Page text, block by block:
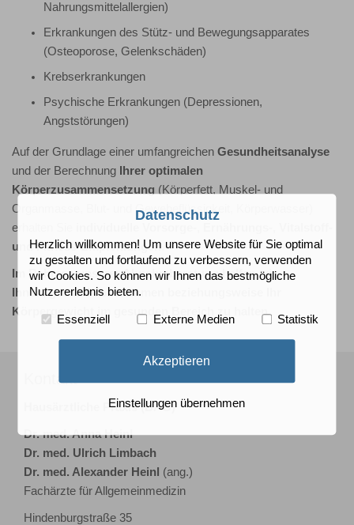
Nahrungsmittelallergien)
Erkrankungen des Stütz- und Bewegungsapparates
(Osteoporose, Gelenkschäden)
Krebserkrankungen
Psychische Erkrankungen (Depressionen,
Angststörungen)
Auf der Grundlage einer umfangreichen Gesundheitsanalyse
und der Berechnung Ihrer optimalen
Körperzusammensetzung (Körperfett, Muskel- und
Organmasse, Blut- und Gewebeflüssigkeit, Körperwasser)
erhalten Sie
und Fitness-Empfehlungen
Im Rahmen unserer Abnehmberatung helfen wir
Ihnen, gesund abzunehmen beziehungsweise Ihr
Körpergewicht im gesunden Bereich zu halten.
Kontakt
Hausärztliche Praxis (BAG)
Dr. med. Anna Heinl
Dr. med. Ulrich Limbach
Dr. med. Alexander Heinl (ang.)
Fachärzte für Allgemeinmedizin
Hindenburgstraße 35
Datenschutz
Herzlich willkommen! Um unsere Website für Sie optimal
zu gestalten und fortlaufend zu verbessern, verwenden
wir Cookies. So können wir Ihnen das bestmögliche
Nutzererlebnis bieten.
Essenziell Externe Medien Statistik
Akzeptieren
Einstellungen übernehmen